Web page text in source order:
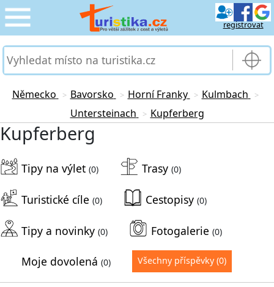
registrovat
CESTOVÁNÍ
PRO TURISTY ›
Německo > Bavorsko > Horní Franky > Kulmbach >
Untersteinach > Kupferberg
Kupferberg
Tipy na výlet (0) Trasy (0)
Turistické cíle (0) Cestopisy (0)
Tipy a novinky (0) Fotogalerie (0)
Moje dovolená (0) Všechny příspěvky (0)